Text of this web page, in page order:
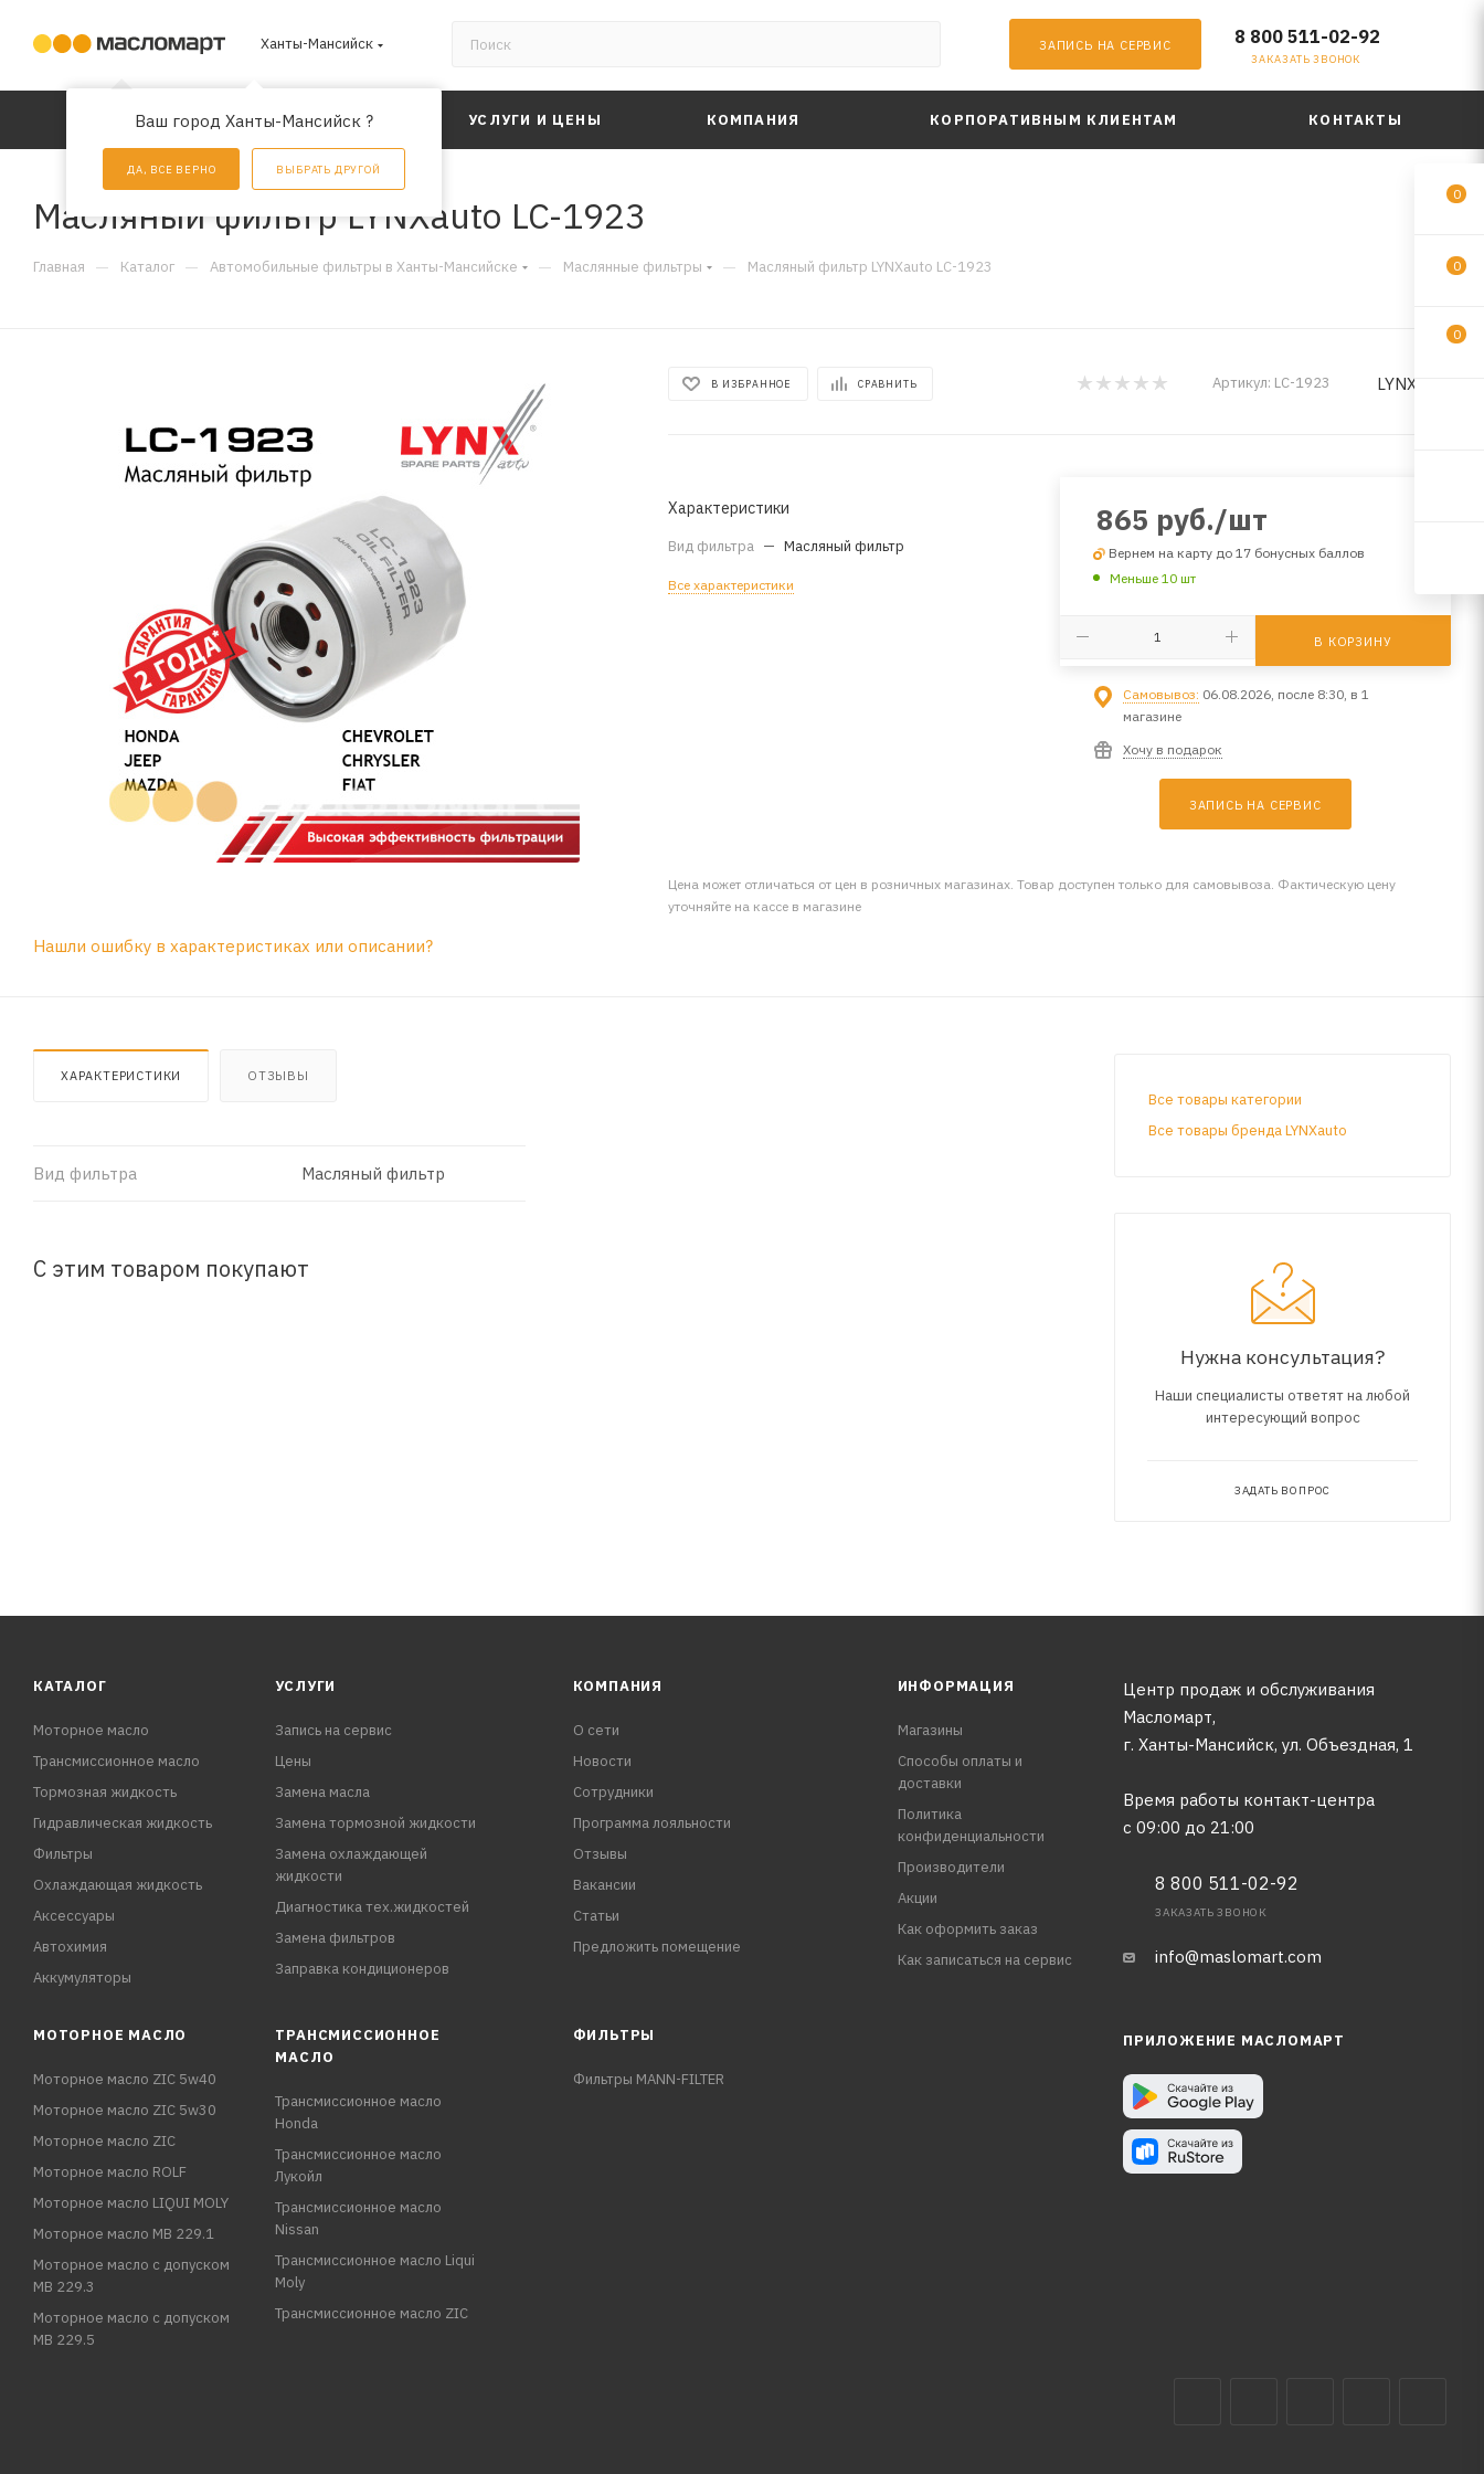
Ханты-Мансийск
Ваш город Ханты-Мансийск ?
ДА, ВСЕ ВЕРНО ВЫБРАТЬ ДРУГОЙ
ЗАПИСЬ НА СЕРВИС 8 800 511-02-92
ЗАКАЗАТЬ ЗВОНОК
КАТАЛОГ АКЦИИ УСЛУГИ И ЦЕНЫ КОМПАНИЯ КОРПОРАТИВНЫМ КЛИЕНТАМ КОНТАКТЫ
Масляный фильтр LYNXauto LC-1923
Главная — Каталог — Автомобильные фильтры в Ханты-Мансийске — Маслянные фильтры — Масляный фильтр LYNXauto LC-1923
В ИЗБРАННОЕ СРАВНИТЬ Артикул: LC-1923 LYNXauto
Характеристики
Вид фильтра — Масляный фильтр
Все характеристики
865 руб./шт
Вернем на карту до 17 бонусных баллов
Меньше 10 шт
В КОРЗИНУ
Самовывоз: 06.08.2026, после 8:30, в 1
магазине
Хочу в подарок
ЗАПИСЬ НА СЕРВИС
Цена может отличаться от цен в розничных магазинах. Товар доступен только для самовывоза. Фактическую цену
уточняйте на кассе в магазине
Нашли ошибку в характеристиках или описании?
ХАРАКТЕРИСТИКИ ОТЗЫВЫ
Вид фильтра Масляный фильтр
С этим товаром покупают
Все товары категории
Все товары бренда LYNXauto
Нужна консультация?
Наши специалисты ответят на любой
интересующий вопрос
ЗАДАТЬ ВОПРОС
КАТАЛОГ
Моторное масло
Трансмиссионное масло
Тормозная жидкость
Гидравлическая жидкость
Фильтры
Охлаждающая жидкость
Аксессуары
Автохимия
Аккумуляторы
УСЛУГИ
Запись на сервис
Цены
Замена масла
Замена тормозной жидкости
Замена охлаждающей
жидкости
Диагностика тех.жидкостей
Замена фильтров
Заправка кондиционеров
КОМПАНИЯ
О сети
Новости
Сотрудники
Программа лояльности
Отзывы
Вакансии
Статьи
Предложить помещение
ИНФОРМАЦИЯ
Магазины
Способы оплаты и
доставки
Политика
конфиденциальности
Производители
Акции
Как оформить заказ
Как записаться на сервис
Центр продаж и обслуживания
Масломарт,
г. Ханты-Мансийск, ул. Объездная, 1
Время работы контакт-центра
с 09:00 до 21:00
8 800 511-02-92
ЗАКАЗАТЬ ЗВОНОК
info@maslomart.com
МОТОРНОЕ МАСЛО
Моторное масло ZIC 5w40
Моторное масло ZIC 5w30
Моторное масло ZIC
Моторное масло ROLF
Моторное масло LIQUI MOLY
Моторное масло MB 229.1
Моторное масло с допуском
MB 229.3
Моторное масло с допуском
MB 229.5
ТРАНСМИССИОННОЕ
МАСЛО
Трансмиссионное масло
Honda
Трансмиссионное масло
Лукойл
Трансмиссионное масло
Nissan
Трансмиссионное масло Liqui
Moly
Трансмиссионное масло ZIC
ФИЛЬТРЫ
Фильтры MANN-FILTER
ПРИЛОЖЕНИЕ МАСЛОМАРТ
0
0
0